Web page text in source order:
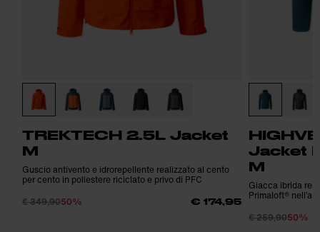
TREKTECH 2.5L Jacket
M
Guscio antivento e idrorepellente realizzato al cento
per cento in poliestere riciclato e privo di PFC
€ 349,9050% € 174,95
Jacket
M
Giacca ibrida
Primaloft®
€ 259,9050%